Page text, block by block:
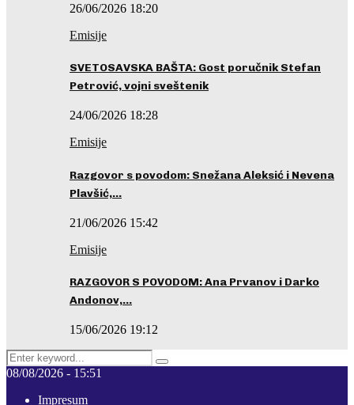
26/06/2026 18:20
Emisije
SVETOSAVSKA BAŠTA: Gost poručnik Stefan
Petrović, vojni sveštenik
24/06/2026 18:28
Emisije
Razgovor s povodom: Snežana Aleksić i Nevena
Plavšić,…
21/06/2026 15:42
Emisije
RAZGOVOR S POVODOM: Ana Prvanov i Darko
Andonov,…
15/06/2026 19:12
Search
for:
Pretraga
08/08/2026 - 15:51
Impresum